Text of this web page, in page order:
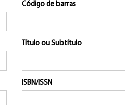
Código de barras
Título ou Subtítulo
ISBN/ISSN